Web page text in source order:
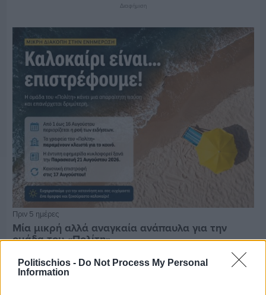
Politischios - Do Not Process My Personal
Information
Διαφήμιση
Πριν 5 ημέρες
Μία μικρή αλλά αναγκαία ανάπαυλα για την
ομάδα του «Πολίτη»